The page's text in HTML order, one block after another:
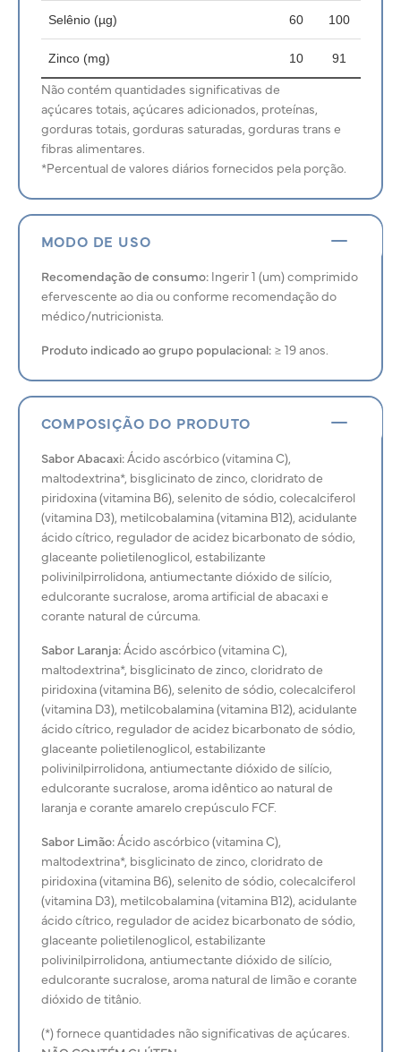
Selênio (µg) 60 100
Zinco (mg) 10 91
Não contém quantidades significativas de
açúcares totais, açúcares adicionados, proteínas,
gorduras totais, gorduras saturadas, gorduras trans e
fibras alimentares.
*Percentual de valores diários fornecidos pela porção.
MODO DE USO
Recomendação de consumo: Ingerir 1 (um) comprimido
efervescente ao dia ou conforme recomendação do
médico/nutricionista.
Produto indicado ao grupo populacional:≥ 19 anos.
COMPOSIÇÃO DO PRODUTO
Sabor Abacaxi:Ácido ascórbico (vitamina C),
maltodextrina*, bisglicinato de zinco, cloridrato de
piridoxina (vitamina B6), selenito de sódio, colecalciferol
(vitamina D3), metilcobalamina (vitamina B12), acidulante
ácido cítrico, regulador de acidez bicarbonato de sódio,
glaceante polietilenoglicol, estabilizante
polivinilpirrolidona, antiumectante dióxido de silício,
edulcorante sucralose, aroma artificial de abacaxi e
corante natural de cúrcuma.
Sabor Laranja:Ácido ascórbico (vitamina C),
maltodextrina*, bisglicinato de zinco, cloridrato de
piridoxina (vitamina B6), selenito de sódio, colecalciferol
(vitamina D3), metilcobalamina (vitamina B12), acidulante
ácido cítrico, regulador de acidez bicarbonato de sódio,
glaceante polietilenoglicol, estabilizante
polivinilpirrolidona, antiumectante dióxido de silício,
edulcorante sucralose, aroma idêntico ao natural de
laranja e corante amarelo crepúsculo FCF.
Sabor Limão:Ácido ascórbico (vitamina C),
maltodextrina*, bisglicinato de zinco, cloridrato de
piridoxina (vitamina B6), selenito de sódio, colecalciferol
(vitamina D3), metilcobalamina (vitamina B12), acidulante
ácido cítrico, regulador de acidez bicarbonato de sódio,
glaceante polietilenoglicol, estabilizante
polivinilpirrolidona, antiumectante dióxido de silício,
edulcorante sucralose, aroma natural de limão e corante
dióxido de titânio.
(*) fornece quantidades não significativas de açúcares.